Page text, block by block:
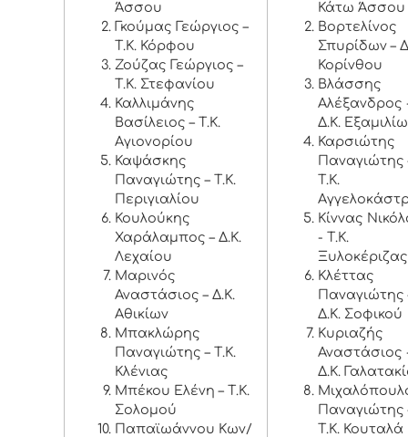
Άσσου
Γκούμας Γεώργιος –
Τ.Κ. Κόρφου
Ζούζας Γεώργιος –
Τ.Κ. Στεφανίου
Καλλιμάνης
Βασίλειος – Τ.Κ.
Αγιονορίου
Καψάσκης
Παναγιώτης – Τ.Κ.
Περιγιαλίου
Κουλούκης
Χαράλαμπος – Δ.Κ.
Λεχαίου
Μαρινός
Αναστάσιος – Δ.Κ.
Αθικίων
Μπακλώρης
Παναγιώτης – Τ.Κ.
Κλένιας
Μπέκου Ελένη – Τ.Κ.
Σολομού
Παπαϊωάννου Κων/
Κάτω Άσσου
Βορτελίνος
Σπυρίδων –
Κορίνθου
Βλάσσης
Αλέξανδρος
Δ.Κ.
Καρσιώτης
Παναγιώτης
Τ.Κ.
Κίννας
- Τ.Κ.
Ξυλοκέριζας
Κλέττας
Παναγιώτης
Δ.Κ. Σοφικού
Κυριαζής
Αναστάσιος
Δ.Κ.
Παναγιώτης
Τ.Κ. Κουταλά